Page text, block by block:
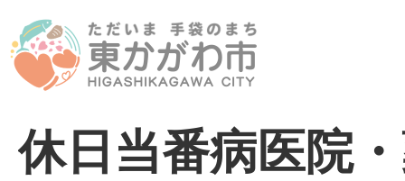
休日当番病医院